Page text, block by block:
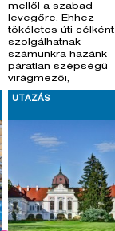
mellől a szabad
levegőre. Ehhez
tökéletes úti célként
szolgálhatnak
számunkra hazánk
páratlan szépségű
virágmezői,
arborétumai...
UTAZÁS